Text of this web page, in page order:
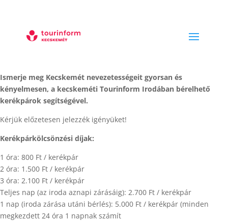
Ismerje meg Kecskemét nevezetességeit gyorsan és
kényelmesen, a kecskeméti Tourinform Irodában bérelhető
kerékpárok segítségével.
Kérjük előzetesen jelezzék igényüket!
Kerékpárkölcsönzési díjak:
1 óra: 800 Ft / kerékpár
2 óra: 1.500 Ft / kerékpár
3 óra: 2.100 Ft / kerékpár
Teljes nap (az iroda aznapi zárásáig): 2.700 Ft / kerékpár
1 nap (iroda zárása utáni bérlés): 5.000 Ft / kerékpár (minden
megkezdett 24 óra 1 napnak számít